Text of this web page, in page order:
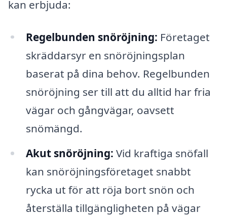
kan erbjuda:
Regelbunden snöröjning: Företaget
skräddarsyr en snöröjningsplan
baserat på dina behov. Regelbunden
snöröjning ser till att du alltid har fria
vägar och gångvägar, oavsett
snömängd.
Akut snöröjning: Vid kraftiga snöfall
kan snöröjningsföretaget snabbt
rycka ut för att röja bort snön och
återställa tillgängligheten på vägar